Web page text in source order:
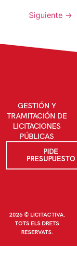
Siguiente →
GESTIÓN Y
TRAMITACIÓN DE
LICITACIONES
PÚBLICAS
PIDE
PRESUPUESTO
2026 © LICITACTIVA.
TOTS ELS DRETS
RESERVATS.